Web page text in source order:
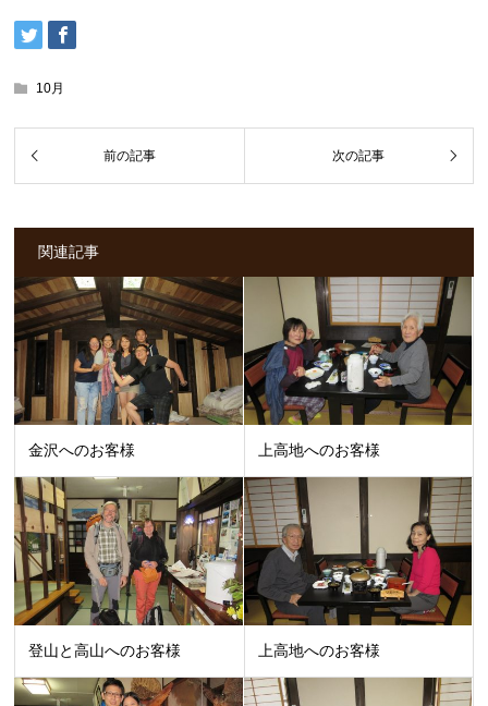
10月
関連記事
金沢へのお客様 上高地へのお客様
登山と高山へのお客様 上高地へのお客様